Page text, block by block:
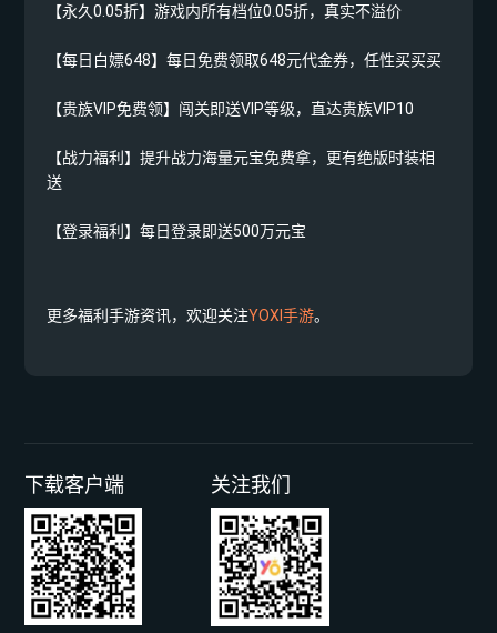
【永久0.05折】游戏内所有档位0.05折，真实不溢价
【每日白嫖648】每日免费领取648元代金券，任性买买买
【贵族VIP免费领】闯关即送VIP等级，直达贵族VIP10
【战力福利】提升战力海量元宝免费拿，更有绝版时装相
送
【登录福利】每日登录即送500万元宝
更多福利手游资讯，欢迎关注YOXI手游。
下载客户端 关注我们